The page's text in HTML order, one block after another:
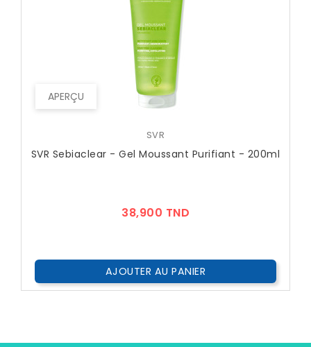
APERÇU
SVR
SVR Sebiaclear - Gel Moussant Purifiant - 200ml
38,900 TND
AJOUTER AU PANIER